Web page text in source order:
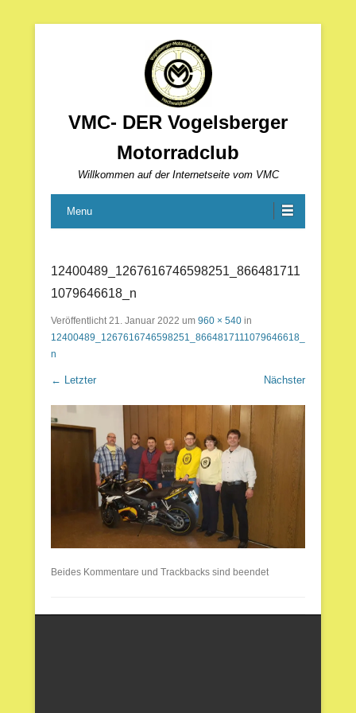
VMC- DER Vogelsberger
Motorradclub
Willkommen auf der Internetseite vom VMC
Menu
12400489_1267616746598251_866481711
1079646618_n
Veröffentlicht21. Januar 2022 um 960 × 540 in
12400489_1267616746598251_8664817111079646618_
n
← Letzter Nächster
Beides Kommentare und Trackbacks sind beendet